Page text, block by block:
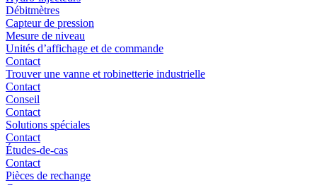
Débitmètres
Capteur de pression
Mesure de niveau
Unités d’affichage et de commande
Contact
Trouver une vanne et robinetterie industrielle
Contact
Conseil
Contact
Solutions spéciales
Contact
Études-de-cas
Contact
Pièces de rechange